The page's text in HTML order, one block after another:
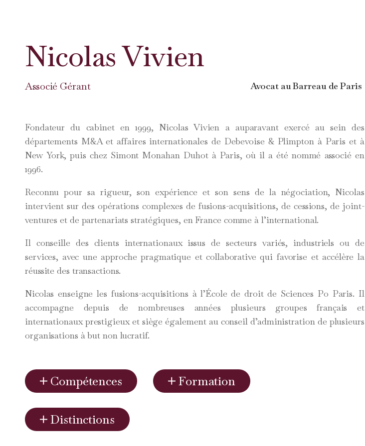
Nicolas Vivien
Associé Gérant Avocat au Barreau de Paris
Fondateur du cabinet en 1999, Nicolas Vivien a auparavant exercé au sein des
départements M&A et affaires internationales de Debevoise & Plimpton à Paris et à
New York, puis chez Simont Monahan Duhot à Paris, où il a été nommé associé en
1996.
Reconnu pour sa rigueur, son expérience et son sens de la négociation, Nicolas
intervient sur des opérations complexes de fusions-acquisitions, de cessions, de joint-
ventures et de partenariats stratégiques, en France comme à l’international.
Il conseille des clients internationaux issus de secteurs variés, industriels ou de
services, avec une approche pragmatique et collaborative qui favorise et accélère la
réussite des transactions.
Nicolas enseigne les fusions-acquisitions à l’École de droit de Sciences Po Paris. Il
accompagne depuis de nombreuses années plusieurs groupes français et
internationaux prestigieux et siège également au conseil d’administration de plusieurs
organisations à but non lucratif.
Compétences Formation
Distinctions